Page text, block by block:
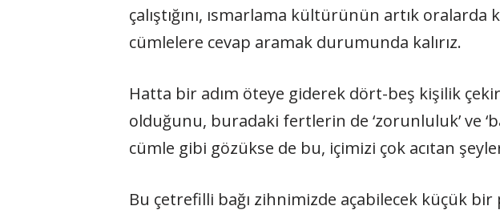
çalıştığını, ısmarlama kültürünün artık oralarda
cümlelere cevap aramak durumunda kalırız.
Hatta bir adım öteye giderek dört-beş kişilik
olduğunu, buradaki fertlerin de ‘zorunluluk’ ve
cümle gibi gözükse de bu, içimizi çok acıtan
Bu çetrefilli bağı zihnimizde açabilecek küçük